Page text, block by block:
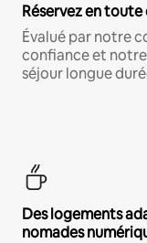
Réservez en
Évalué par notre
confiance et
séjour longue
Des logements
nomades